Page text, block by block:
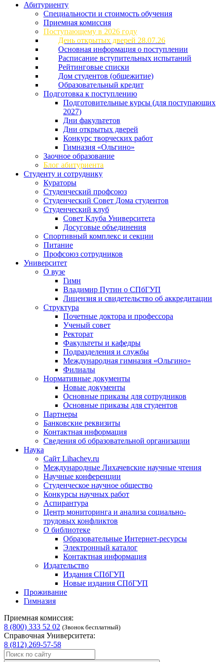
Абитуриенту
Специальности и стоимость обучения
Приемная комиссия
Поступающему в 2026 году
День открытых дверей 28.07.26
Основная информация о поступлении
Расписание вступительных испытаний
Рейтинговые списки
Дом студентов (общежитие)
Образовательный кредит
Подготовка к поступлению
Подготовительные курсы (для поступающих
2027)
Дни факультетов
Дни открытых дверей
Конкурс творческих работ
Гимназия «Ольгино»
Заочное образование
Блог абитуриента
Студенту и сотруднику
Кураторы
Студенческий профсоюз
Студенческий Совет Дома студентов
Студенческий клуб
Совет Клуба Университета
Досуговые объединения
Спортивный комплекс и секции
Питание
Профсоюз сотрудников
Университет
О вузе
Гимн
Владимир Путин о СПбГУП
Лицензия и свидетельство об аккредитации
Структура
Почетные доктора и профессора
Ученый совет
Ректорат
Факультеты и кафедры
Подразделения и службы
Международная гимназия «Ольгино»
Филиалы
Нормативные документы
Новые документы
Основные приказы для сотрудников
Основные приказы для студентов
Партнеры
Банковские реквизиты
Контактная информация
Сведения об образовательной организации
Наука
Сайт Lihachev.ru
Международные Лихачевские научные чтения
Научные конференции
Студенческое научное общество
Конкурсы научных работ
Аспирантура
Центр мониторинга и анализа социально-
трудовых конфликтов
О библиотеке
Образовательные Интернет-ресурсы
Электронный каталог
Контактная информация
Издательство
Издания СПбГУП
Новые издания СПбГУП
Проживание
Гимназия
Приемная комиссия:
8 (800) 333 52 02 (Звонок бесплатный)
Справочная Университета:
8 (812) 269-57-58